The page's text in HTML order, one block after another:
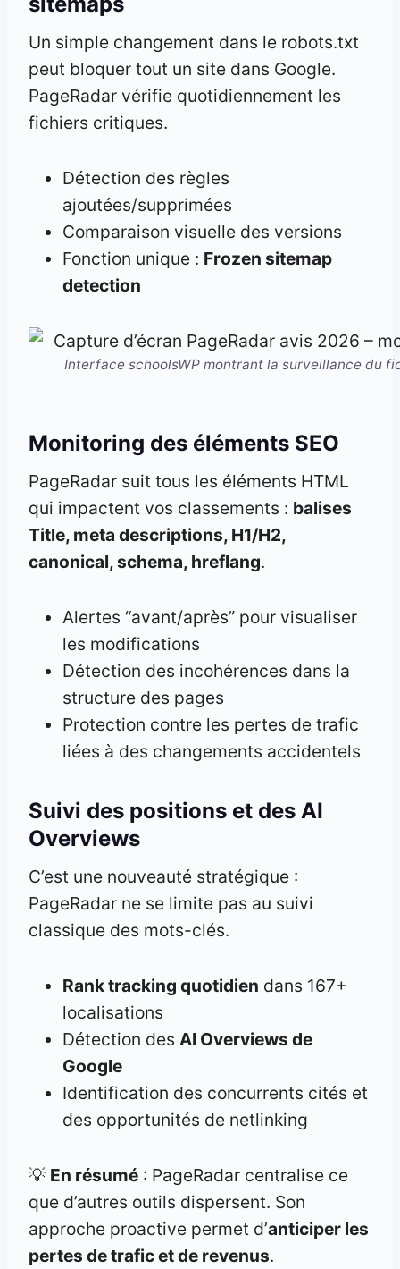
Un simple changement dans le robots.txt
peut bloquer tout un site dans Google.
PageRadar vérifie quotidiennement les
fichiers critiques.
Détection des règles
ajoutées/supprimées
Comparaison visuelle des versions
Fonction unique : Frozen sitemap
detection
Interface schoolsWP montrant la surveillance du
Monitoring des éléments SEO
PageRadar suit tous les éléments HTML
qui impactent vos classements : balises
Title, meta descriptions, H1/H2,
canonical, schema, hreflang.
Alertes “avant/après” pour visualiser
les modifications
Détection des incohérences dans la
structure des pages
Protection contre les pertes de trafic
liées à des changements accidentels
Suivi des positions et des AI
Overviews
C’est une nouveauté stratégique :
PageRadar ne se limite pas au suivi
classique des mots-clés.
Rank tracking quotidien dans 167+
localisations
Détection desAI Overviews de
Google
Identification des concurrents cités et
des opportunités de netlinking
💡 En résumé : PageRadar centralise ce
que d’autres outils dispersent. Son
approche proactive permet d’anticiper les
pertes de trafic et de revenus.